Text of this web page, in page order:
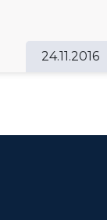
24.11.2016